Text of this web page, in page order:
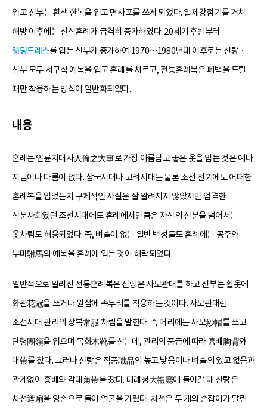
입고 신부는 흰색 한복을 입고 면사포를 쓰게 되었다. 일제강점기를 거쳐
해방 이후에는 신식혼례가 급격히 증가하였다. 20세기 후반부터
웨딩드레스를 입는 신부가 증가하여 1970～1980년대 이후로는 신랑・
신부 모두 서구식 예복을 입고 혼례를 치르고, 전통혼례복은 폐백을 드릴
때만 착용하는 방식이 일반화되었다.
내용
혼례는 인륜지대사人倫之大事로 가장 아름답고 좋은 옷을 입는 것은 예나
지금이나 다름이 없다. 삼국시대나 고려시대는 물론 조선 전기에도 어떠한
혼례복을 입었는지 구체적인 사실은 잘 알려지지 않았지만 엄격한
신분사회였던 조선시대에도 혼례에서만큼은 자신의 신분을 넘어서는
옷차림도 허용되었다. 즉, 벼슬이 없는 일반 백성들도 혼례에는 공주와
부마駙馬의 예복을 혼례에 입는 것이 허락되었다.
일반적으로 알려진 전통혼례복은 신랑은 사모관대를 하고 신부는 활옷에
화관花冠을 쓰거나 원삼에 족두리를 착용하는 것이다. 사모관대란
조선시대 관리의 상복常服 차림을 말한다. 즉 머리에는 사모紗帽를 쓰고
단령團領을 입으며 목화木靴를 신는데, 관리의 품급에 따라 흉배胸背와
대帶를 찼다. 그러나 신랑은 직품職品의 높고 낮음이나 벼슬의 있고 없음과
관계없이 흉배와 각대角帶를 찼다. 대례청大禮廳에 들어갈 때 신랑은
차선遮扇을 양손으로 들어 얼굴을 가렸다. 차선은 두 개의 손잡이가 달린